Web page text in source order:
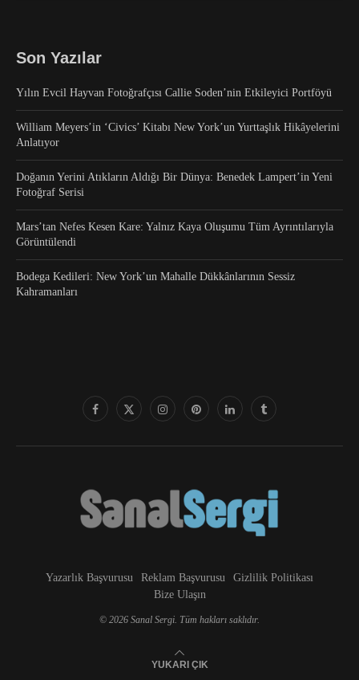
Son Yazılar
Yılın Evcil Hayvan Fotoğrafçısı Callie Soden’nin Etkileyici Portföyü
William Meyers’in ‘Civics’ Kitabı New York’un Yurttaşlık Hikâyelerini
Anlatıyor
Doğanın Yerini Atıkların Aldığı Bir Dünya: Benedek Lampert’in Yeni
Fotoğraf Serisi
Mars’tan Nefes Kesen Kare: Yalnız Kaya Oluşumu Tüm Ayrıntılarıyla
Görüntülendi
Bodega Kedileri: New York’un Mahalle Dükkânlarının Sessiz
Kahramanları
Yazarlık Başvurusu Reklam Başvurusu
Gizlilik Politikası
Bize Ulaşın
© 2026 Sanal Sergi. Tüm hakları saklıdır.
YUKARI ÇIK